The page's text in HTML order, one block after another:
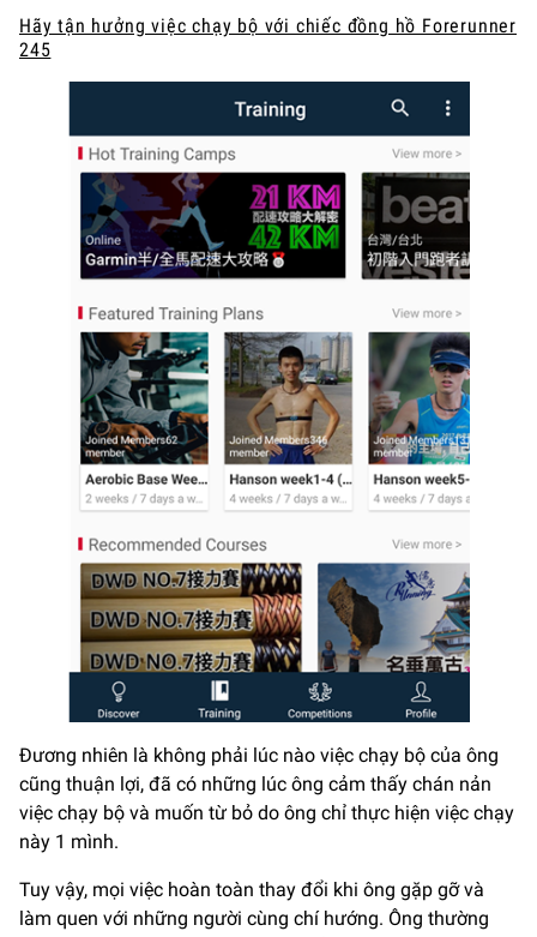
Hãy tận hưởng việc chạy bộ với chiếc đồng hồ Forerunner
245
Đương nhiên là không phải lúc nào việc chạy bộ của ông
cũng thuận lợi, đã có những lúc ông cảm thấy chán nản
việc chạy bộ và muốn từ bỏ do ông chỉ thực hiện việc chạy
này 1 mình.
Tuy vậy, mọi việc hoàn toàn thay đổi khi ông gặp gỡ và
làm quen với những người cùng chí hướng. Ông thường